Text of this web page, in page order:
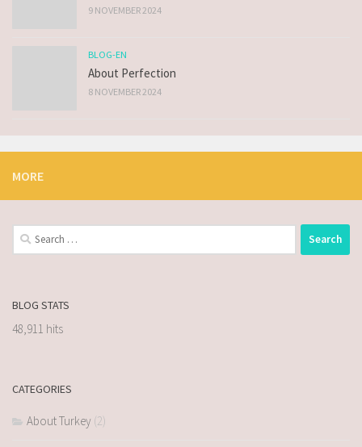
9 NOVEMBER 2024
BLOG-EN
About Perfection
8 NOVEMBER 2024
MORE
BLOG STATS
48,911 hits
CATEGORIES
About Turkey (2)